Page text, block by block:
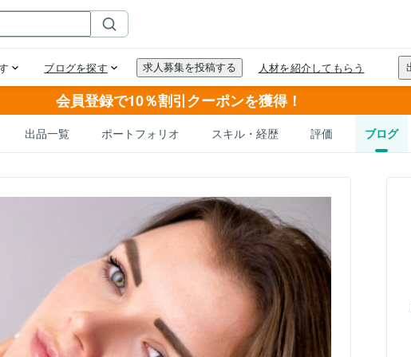
会員登録で10％割引クーポンを獲得！
出品一覧 ポートフォリオ スキル・経歴 評価 ブログ